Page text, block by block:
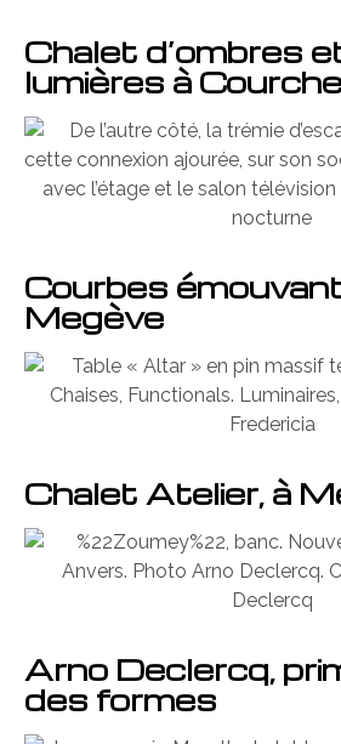
Chalet d’ombres
lumières à
Courbes
Megève
Chalet Atelier, à
Arno Declercq,
des formes